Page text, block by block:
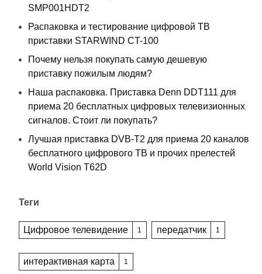
SMP001HDT2
Распаковка и тестирование цифровой ТВ
приставки STARWIND CT-100
Почему нельзя покупать самую дешевую
приставку пожилым людям?
Наша распаковка. Приставка Denn DDT111 для
приема 20 бесплатных цифровых телевизионных
сигналов. Стоит ли покупать?
Лучшая приставка DVB-T2 для приема 20 каналов
бесплатного цифрового ТВ и прочих прелестей
World Vision T62D
Теги
Цифровое телевидение 1 передатчик 1
интерактивная карта 1